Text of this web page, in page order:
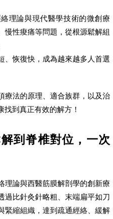
理論與現代醫學技術的微創療
慢性痠痛等問題，從根源鬆解組
、恢復快，成為越來越多人首選
療法的原理、適合族群，以及治
到真正有效的解方！
到脊椎對位，一次
理論與西醫筋膜解剖學的創新療
過比針灸針略粗、末端扁平如刀
緊縮組織，達到疏通經絡、緩解